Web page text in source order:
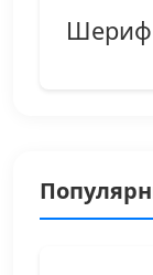
Шериф